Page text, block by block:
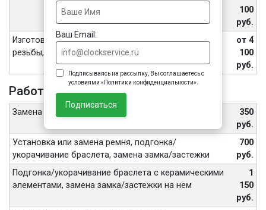
Ваш Email:
Подписываясь на рассылку, Вы соглашаетесь с
условиями «Политики конфиденциальности».
Подписаться
100
руб.
Изготовление винтов, футора, восстановление
резьбы, внутренних частей переводной головы
от 4
100
руб.
Работа с ремешком или браслетом
Замена шпильки или штифта браслета
350
руб.
Установка или замена ремня, подгонка/
укорачивание браслета, замена замка/застежки
700
руб.
Подгонка/укорачивание браслета с керамическими
элементами, замена замка/застежки на нем
1
150
руб.